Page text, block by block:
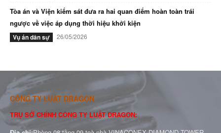
Tòa án và Viện kiểm sát đưa ra hai quan điểm hoàn toàn trái
ngược về việc áp dụng thời hiệu khởi kiện
Vụ án dân sự 26/05/2026
CÔNG TY LUẬT DRAGON
TRỤ SỞ CHÍNH CÔNG TY LUẬT DRAGON: